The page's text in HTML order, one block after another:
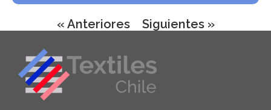
« Anteriores Siguientes »